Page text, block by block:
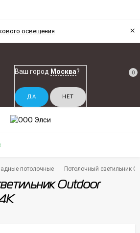
освещения ×
Ваш город Москва? 0
потолочные Потолочный светильник
Outdoor